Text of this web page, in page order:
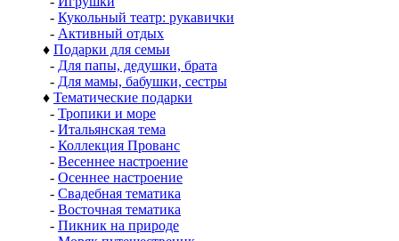
- Кукольный театр: рукавички
- Активный отдых
♦ Подарки для семьи
- Для папы, дедушки, брата
- Для мамы, бабушки, сестры
♦ Тематические подарки
- Тропики и море
- Итальянская тема
- Коллекция Прованс
- Весеннее настроение
- Осеннее настроение
- Свадебная тематика
- Восточная тематика
- Пикник на природе